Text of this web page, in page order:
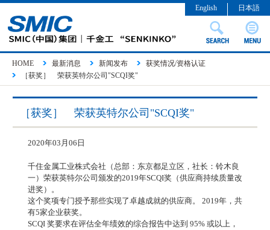
日本語
English
HOME 最新消息 新闻发布
获奖情况/资格认证
［获奖］ 荣获英特尔公司"SCQI奖"
［获奖］ 荣获英特尔公司"SCQI奖"
2020年03月06日
千住金属工业株式会社（总部：东京都足立区，社长：铃木良
一）荣获英特尔公司颁发的2019年SCQI奖（供应商持续质量改
进奖）。
这个奖项专门授予那些实现了卓越成就的供应商。 2019年，共
有5家企业获奖。
SCQI 奖要求在评估全年绩效的综合报告中达到 95% 或以上，